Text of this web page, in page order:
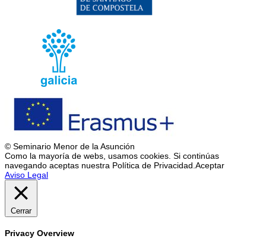
© Seminario Menor de la Asunción
Como la mayoría de webs, usamos cookies. Si continúas
navegando aceptas nuestra Política de Privacidad. Aceptar
Aviso Legal
Cerrar
Privacy Overview